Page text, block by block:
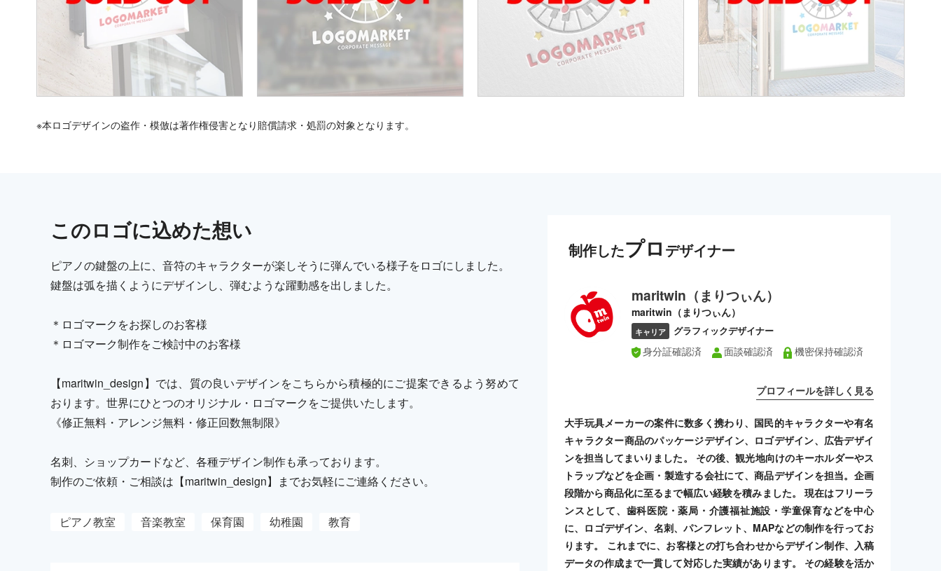
※本ロゴデザインの盗作・模倣は著作権侵害となり賠償請求・処罰の対象となります。
このロゴに込めた想い
ピアノの鍵盤の上に、音符のキャラクターが楽しそうに弾んでいる様子をロゴにしました。
鍵盤は弧を描くようにデザインし、弾むような躍動感を出しました。
＊ロゴマークをお探しのお客様
＊ロゴマーク制作をご検討中のお客様
【maritwin_design】では、質の良いデザインをこちらから積極的にご提案できるよう努めて
おります。世界にひとつのオリジナル・ロゴマークをご提供いたします。
《修正無料・アレンジ無料・修正回数無制限》
名刺、ショップカードなど、各種デザイン制作も承っております。
制作のご依頼・ご相談は【maritwin_design】までお気軽にご連絡ください。
ピアノ教室 音楽教室 保育園 幼稚園 教育
制作したプロ デザイナー
maritwin（まりつぃん）
maritwin（まりつぃん）
キャリア グラフィックデザイナー
身分証確認済 面談確認済 機密保持確認済
プロフィールを詳しく見る
大手玩具メーカーの案件に数多く携わり、国民的キャラクターや有名
キャラクター商品のパッケージデザイン、ロゴデザイン、広告デザイ
ンを担当してまいりました。 その後、観光地向けのキーホルダーやス
トラップなどを企画・製造する会社にて、商品デザインを担当。企画
段階から商品化に至るまで幅広い経験を積みました。 現在はフリーラ
ンスとして、歯科医院・薬局・介護福祉施設・学童保育などを中心
に、ロゴデザイン、名刺、パンフレット、MAPなどの制作を行ってお
ります。 これまでに、お客様との打ち合わせからデザイン制作、入稿
データの作成まで一貫して対応した実績があります。 その経験を活か